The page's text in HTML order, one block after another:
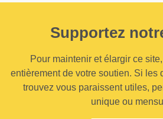
Supportez
Pour maintenir et élargir ce
entièrement de votre soutien. Si les
trouvez vous paraissent utiles,
unique ou